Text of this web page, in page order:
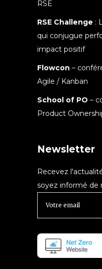
RSE
RSE Challenge :
qui conjugue
impact positif
Flowcon –
Agile / Kanban
School of PO –
Product
Newsletter
Recevez
soyez informé de